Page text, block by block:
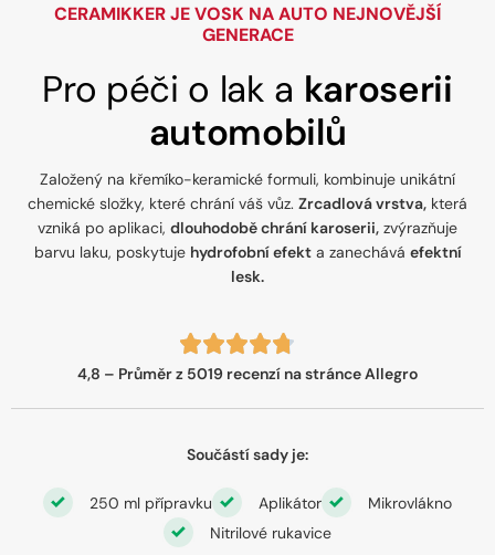
CERAMIKKER JE VOSK NA AUTO NEJNOVĚJŠÍ
GENERACE
Pro péči o lak a karoserii
automobilů
Založený na křemíko-keramické formuli, kombinuje unikátní
chemické složky, které chrání váš vůz. Zrcadlová vrstva, která
vzniká po aplikaci, dlouhodobě chrání karoserii, zvýrazňuje
barvu laku, poskytuje hydrofobní efekta zanechává efektní
lesk.
4,8 – Průměr z 5019 recenzí na stránce Allegro
Součástí sady je:
250 ml přípravku Aplikátor
Mikrovlákno
Nitrilové rukavice